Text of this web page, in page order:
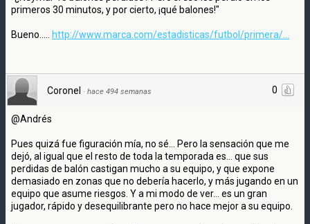
primeros 30 minutos, y por cierto, ¡qué balones!"
Bueno..... http://www.marca.com/estadisticas/futbol/primera/...
0
Coronel · hace 494 semanas
@Andrés
Pues quizá fue figuración mía, no sé... Pero la sensación que me
dejó, al igual que el resto de toda la temporada es... que sus
perdidas de balón castigan mucho a su equipo, y que expone
demasiado en zonas que no debería hacerlo, y más jugando en un
equipo que asume riesgos. Y a mi modo de ver... es un gran
jugador, rápido y desequilibrante pero no hace mejor a su equipo.